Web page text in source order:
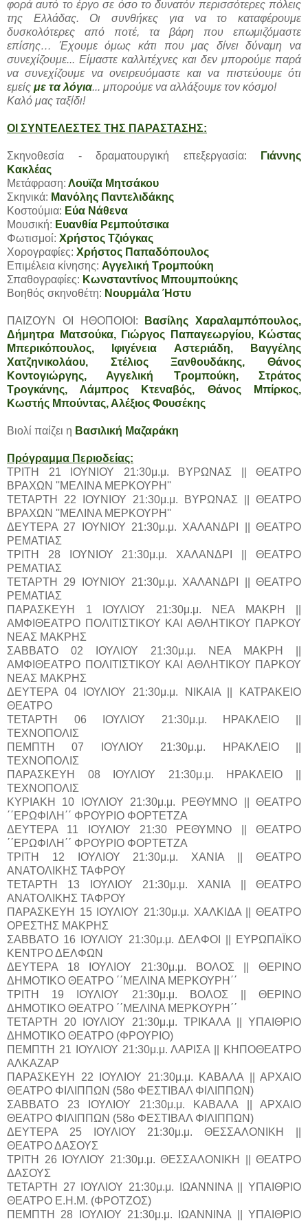
φορά αυτό το έργο σε όσο το δυνατόν περισσότερες πόλεις
της Ελλάδας. Οι συνθήκες για να το καταφέρουμε
δυσκολότερες από ποτέ, τα βάρη που επωμιζόμαστε
επίσης… Έχουμε όμως κάτι που μας δίνει δύναμη να
συνεχίζουμε... Είμαστε καλλιτέχνες και δεν μπορούμε παρά
να συνεχίζουμε να ονειρευόμαστε και να πιστεύουμε ότι
εμείς με τα λόγια... μπορούμε να αλλάξουμε τον κόσμο!
Καλό μας ταξίδι!
ΟΙ ΣΥΝΤΕΛΕΣΤΕΣ ΤΗΣ ΠΑΡΑΣΤΑΣΗΣ:
Σκηνοθεσία - δραματουργική επεξεργασία:
Γιάννης
Κακλέας
Μετάφραση: Λουϊζα Μητσάκου
Σκηνικά: Μανόλης Παντελιδάκης
Κοστούμια: Εύα Νάθενα
Μουσική: Ευανθία Ρεμπούτσικα
Φωτισμοί: Χρήστος Τζιόγκας
Χορογραφίες: Χρήστος Παπαδόπουλος
Επιμέλεια κίνησης: Αγγελική Τρομπούκη
Σπαθογραφίες: Κωνσταντίνος Μπουμπούκης
Βοηθός σκηνοθέτη: Νουρμάλα Ήστυ
ΠΑΙΖΟΥΝ ΟΙ ΗΘΟΠΟΙΟΙ:
Βασίλης Χαραλαμπόπουλος,
Δήμητρα Ματσούκα, Γιώργος Παπαγεωργίου, Κώστας
Μπερικόπουλος, Ιφιγένεια Αστεριάδη, Βαγγέλης
Χατζηνικολάου, Στέλιος Ξανθουδάκης, Θάνος
Κοντογιώργης, Αγγελική Τρομπούκη, Στράτος
Τρογκάνης, Λάμπρος Κτεναβός, Θάνος Μπίρκος,
Κωστής Μπούντας, Αλέξιος Φουσέκης
Βιολί παίζει η Βασιλική Μαζαράκη
Πρόγραμμα Περιοδείας:
ΤΡΙΤΗ 21 ΙΟΥΝΙΟΥ 21:30μ.μ. ΒΥΡΩΝΑΣ || ΘΕΑΤΡΟ
ΒΡΑΧΩΝ ''ΜΕΛΙΝΑ ΜΕΡΚΟΥΡΗ''
ΤΕΤΑΡΤΗ 22 ΙΟΥΝΙΟΥ 21:30μ.μ. ΒΥΡΩΝΑΣ || ΘΕΑΤΡΟ
ΒΡΑΧΩΝ ''ΜΕΛΙΝΑ ΜΕΡΚΟΥΡΗ''
ΔΕΥΤΕΡΑ 27 ΙΟΥΝΙΟΥ 21:30μ.μ. ΧΑΛΑΝΔΡΙ || ΘΕΑΤΡΟ
ΡΕΜΑΤΙΑΣ
ΤΡΙΤΗ 28 ΙΟΥΝΙΟΥ 21:30μ.μ. ΧΑΛΑΝΔΡΙ || ΘΕΑΤΡΟ
ΡΕΜΑΤΙΑΣ
ΤΕΤΑΡΤΗ 29 ΙΟΥΝΙΟΥ 21:30μ.μ. ΧΑΛΑΝΔΡΙ || ΘΕΑΤΡΟ
ΡΕΜΑΤΙΑΣ
ΠΑΡΑΣΚΕΥΗ 1 ΙΟΥΛΙΟΥ 21:30μ.μ. ΝΕΑ ΜΑΚΡΗ ||
ΑΜΦΙΘΕΑΤΡΟ ΠΟΛΙΤΙΣΤΙΚΟΥ ΚΑΙ ΑΘΛΗΤΙΚΟΥ ΠΑΡΚΟΥ
ΝΕΑΣ ΜΑΚΡΗΣ
ΣΑΒΒΑΤΟ 02 ΙΟΥΛΙΟΥ 21:30μ.μ. ΝΕΑ ΜΑΚΡΗ ||
ΑΜΦΙΘΕΑΤΡΟ ΠΟΛΙΤΙΣΤΙΚΟΥ ΚΑΙ ΑΘΛΗΤΙΚΟΥ ΠΑΡΚΟΥ
ΝΕΑΣ ΜΑΚΡΗΣ
ΔΕΥΤΕΡΑ 04 ΙΟΥΛΙΟΥ 21:30μ.μ. ΝΙΚΑΙΑ || ΚΑΤΡΑΚΕΙΟ
ΘΕΑΤΡΟ
ΤΕΤΑΡΤΗ 06 ΙΟΥΛΙΟΥ 21:30μ.μ. ΗΡΑΚΛΕΙΟ ||
ΤΕΧΝΟΠΟΛΙΣ
ΠΕΜΠΤΗ 07 ΙΟΥΛΙΟΥ 21:30μ.μ. ΗΡΑΚΛΕΙΟ ||
ΤΕΧΝΟΠΟΛΙΣ
ΠΑΡΑΣΚΕΥΗ 08 ΙΟΥΛΙΟΥ 21:30μ.μ. ΗΡΑΚΛΕΙΟ ||
ΤΕΧΝΟΠΟΛΙΣ
ΚΥΡΙΑΚΗ 10 ΙΟΥΛΙΟΥ 21:30μ.μ. ΡΕΘΥΜΝΟ || ΘΕΑΤΡΟ
΄΄ΕΡΩΦΙΛΗ΄΄ ΦΡΟΥΡΙΟ ΦΟΡΤΕΤΖΑ
ΔΕΥΤΕΡΑ 11 ΙΟΥΛΙΟΥ 21:30 ΡΕΘΥΜΝΟ || ΘΕΑΤΡΟ
΄΄ΕΡΩΦΙΛΗ΄΄ ΦΡΟΥΡΙΟ ΦΟΡΤΕΤΖΑ
ΤΡΙΤΗ 12 ΙΟΥΛΙΟΥ 21:30μ.μ. ΧΑΝΙΑ || ΘΕΑΤΡΟ
ΑΝΑΤΟΛΙΚΗΣ ΤΑΦΡΟΥ
ΤΕΤΑΡΤΗ 13 ΙΟΥΛΙΟΥ 21:30μ.μ. ΧΑΝΙΑ || ΘΕΑΤΡΟ
ΑΝΑΤΟΛΙΚΗΣ ΤΑΦΡΟΥ
ΠΑΡΑΣΚΕΥΗ 15 ΙΟΥΛΙΟΥ 21:30μ.μ. ΧΑΛΚΙΔΑ || ΘΕΑΤΡΟ
ΟΡΕΣΤΗΣ ΜΑΚΡΗΣ
ΣΑΒΒΑΤΟ 16 ΙΟΥΛΙΟΥ 21:30μ.μ. ΔΕΛΦΟΙ || ΕΥΡΩΠΑΪΚΟ
ΚΕΝΤΡΟ ΔΕΛΦΩΝ
ΔΕΥΤΕΡΑ 18 ΙΟΥΛΙΟΥ 21:30μ.μ. ΒΟΛΟΣ || ΘΕΡΙΝΟ
ΔΗΜΟΤΙΚΟ ΘΕΑΤΡΟ ΄΄ΜΕΛΙΝΑ ΜΕΡΚΟΥΡΗ΄΄
ΤΡΙΤΗ 19 ΙΟΥΛΙΟΥ 21:30μ.μ. ΒΟΛΟΣ || ΘΕΡΙΝΟ
ΔΗΜΟΤΙΚΟ ΘΕΑΤΡΟ ΄΄ΜΕΛΙΝΑ ΜΕΡΚΟΥΡΗ΄΄
ΤΕΤΑΡΤΗ 20 ΙΟΥΛΙΟΥ 21:30μ.μ. ΤΡΙΚΑΛΑ || ΥΠΑΙΘΡΙΟ
ΔΗΜΟΤΙΚΟ ΘΕΑΤΡΟ (ΦΡΟΥΡΙΟ)
ΠΕΜΠΤΗ 21 ΙΟΥΛΙΟΥ 21:30μ.μ. ΛΑΡΙΣΑ || ΚΗΠΟΘΕΑΤΡΟ
ΑΛΚΑΖΑΡ
ΠΑΡΑΣΚΕΥΗ 22 ΙΟΥΛΙΟΥ 21:30μ.μ. ΚΑΒΑΛΑ || ΑΡΧΑΙΟ
ΘΕΑΤΡΟ ΦΙΛΙΠΠΩΝ (58ο ΦΕΣΤΙΒΑΛ ΦΙΛΙΠΠΩΝ)
ΣΑΒΒΑΤΟ 23 ΙΟΥΛΙΟΥ 21:30μ.μ. ΚΑΒΑΛΑ || ΑΡΧΑΙΟ
ΘΕΑΤΡΟ ΦΙΛΙΠΠΩΝ (58ο ΦΕΣΤΙΒΑΛ ΦΙΛΙΠΠΩΝ)
ΔΕΥΤΕΡΑ 25 ΙΟΥΛΙΟΥ 21:30μ.μ. ΘΕΣΣΑΛΟΝΙΚΗ ||
ΘΕΑΤΡΟ ΔΑΣΟΥΣ
ΤΡΙΤΗ 26 ΙΟΥΛΙΟΥ 21:30μ.μ. ΘΕΣΣΑΛΟΝΙΚΗ || ΘΕΑΤΡΟ
ΔΑΣΟΥΣ
ΤΕΤΑΡΤΗ 27 ΙΟΥΛΙΟΥ 21:30μ.μ. ΙΩΑΝΝΙΝΑ || ΥΠΑΙΘΡΙΟ
ΘΕΑΤΡΟ Ε.Η.Μ. (ΦΡΟΤΖΟΣ)
ΠΕΜΠΤΗ 28 ΙΟΥΛΙΟΥ 21:30μ.μ. ΙΩΑΝΝΙΝΑ || ΥΠΑΙΘΡΙΟ